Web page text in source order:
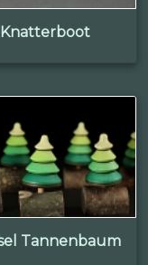
Knatterboot
Tannenbaum